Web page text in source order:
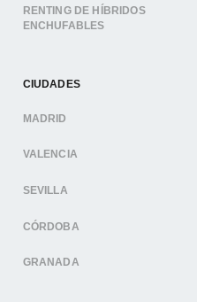
RENTING DE HÍBRIDOS
ENCHUFABLES
CIUDADES
MADRID
VALENCIA
SEVILLA
CÓRDOBA
GRANADA